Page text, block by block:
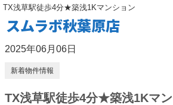
TX浅草駅徒歩4分★築浅1Kマンション
スムラボ秋葉原店
2025年06月06日
新着物件情報
TX浅草駅徒歩4分★築浅1Kマ